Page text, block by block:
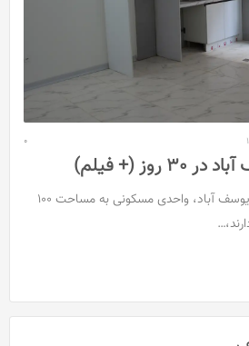
0
(+ فیلم)
مشتری آچاره که در منطقه یوسف آباد،‌ واحدی مسکونی به مساحت 100